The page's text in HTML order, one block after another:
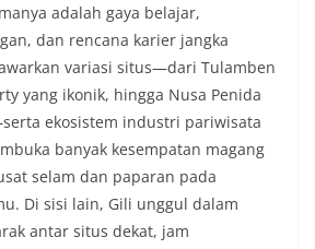
adalah gaya belajar,
dan rencana karier jangka
variasi situs—dari Tulamben
yang ikonik, hingga Nusa Penida
ekosistem industri pariwisata
banyak kesempatan magang
selam dan paparan pada
Di sisi lain, Gili unggul dalam
antar situs dekat, jam